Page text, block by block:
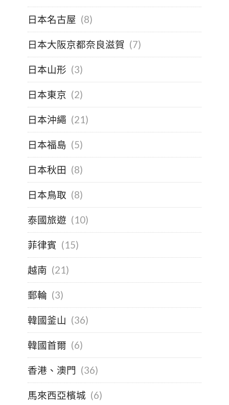
日本名古屋 (8)
日本大阪京都奈良滋賀 (7)
日本山形 (3)
日本東京 (2)
日本沖繩 (21)
日本福島 (5)
日本秋田 (8)
日本鳥取 (8)
泰國旅遊 (10)
菲律賓 (15)
越南 (21)
郵輪 (3)
韓國釜山 (36)
韓國首爾 (6)
香港、澳門 (36)
馬來西亞檳城 (6)